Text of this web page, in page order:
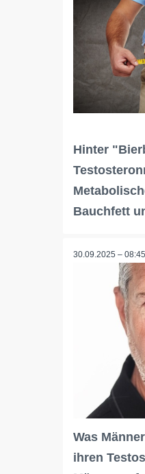
Hinter
Bauchfett
30.09.2025 – 08:45
Was
ihren